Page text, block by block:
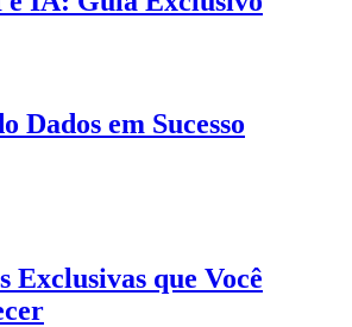
Dados em Sucesso
Exclusivas que Você